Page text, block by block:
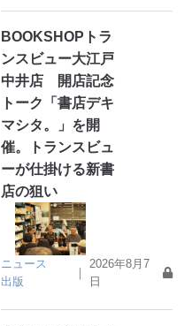
BOOKSHOPトラ
ンスビュー大江戸
中井店 開店記念
トーク「書店デキ
マシタ。」を開
催。トランスビュ
ーが仕掛ける新書
店の狙い
ニュース
出版
｜
2026年8月7
日